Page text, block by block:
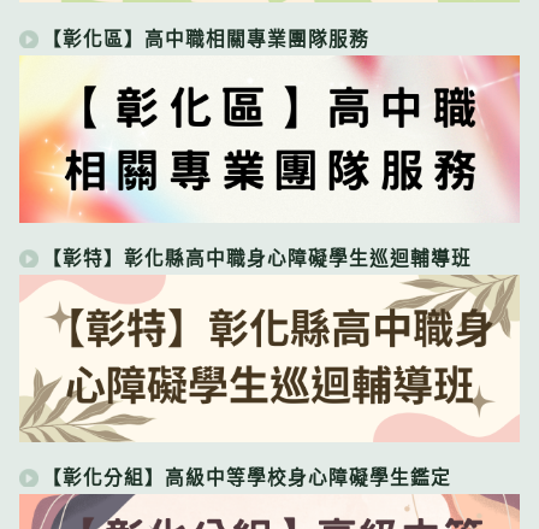
【彰化區】高中職相關專業團隊服務
【彰特】彰化縣高中職身心障礙學生巡迴輔導班
【彰化分組】高級中等學校身心障礙學生鑑定